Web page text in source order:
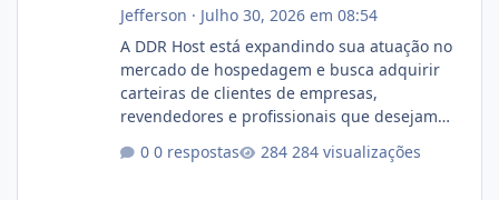
Jefferson · Julho 30, 2026 em 08:54
A DDR Host está expandindo sua atuação no
mercado de hospedagem e busca adquirir
carteiras de clientes de empresas,
revendedores e profissionais que desejam
operação. Se você possui clientes ativos de
0 respostas 284 visualizações